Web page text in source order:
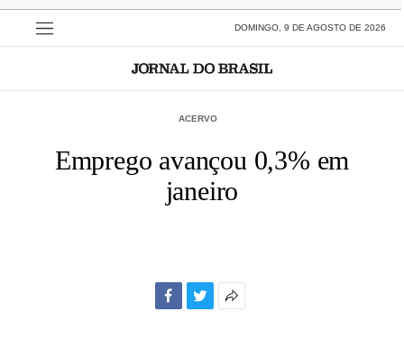
DOMINGO, 9 DE AGOSTO DE 2026
ACERVO
Emprego avançou 0,3% em
janeiro